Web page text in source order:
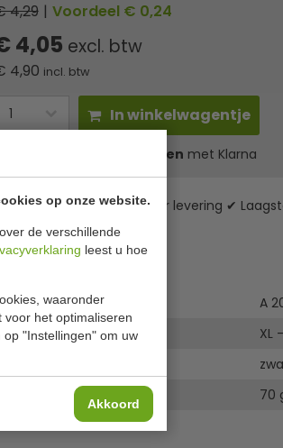
op onze website.
de verschillende
leest u hoe
waaronder
het optimaliseren
"Instellingen" om uw
Akkoord
4,29 | Voordeel € 0,24
4,05 excl. btw
4,90 incl. btw
In winkelwagentje
in 3 termijnen met Klarna
verzending* ✔ 24 uur levering ✔
A
XL
70